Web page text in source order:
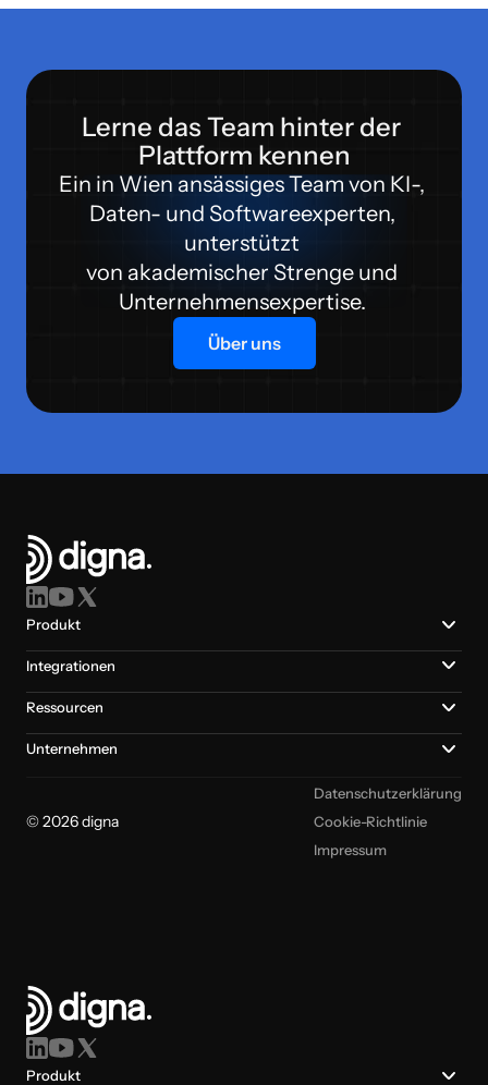
Lerne das Team hinter der
Plattform kennen
Ein in Wien ansässiges Team von KI-,
Daten- und Softwareexperten,
unterstützt
von akademischer Strenge und
Unternehmensexpertise.
Über uns
Produkt
Integrationen
Ressourcen
Unternehmen
© 2026 digna
Datenschutzerklärung
Cookie-Richtlinie
Impressum
Produkt